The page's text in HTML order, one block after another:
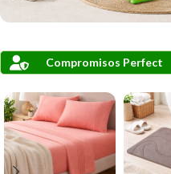
Compromisos Perfect